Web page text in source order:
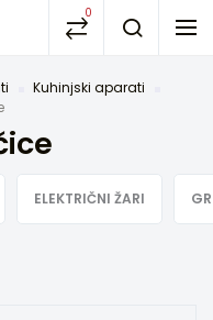
0
Kuhinjski aparati
ELEKTRIČNI ŽARI